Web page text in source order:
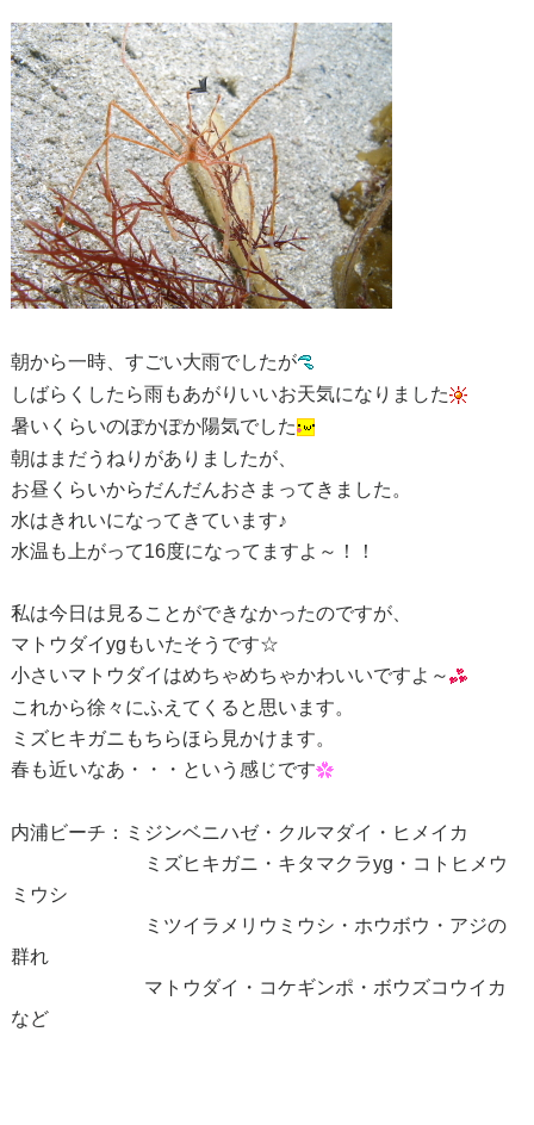
朝から一時、すごい大雨でしたが
しばらくしたら雨もあがりいいお天気になりました
暑いくらいのぽかぽか陽気でした
朝はまだうねりがありましたが、
お昼くらいからだんだんおさまってきました。
水はきれいになってきています♪
水温も上がって16度になってますよ～！！
私は今日は見ることができなかったのですが、
マトウダイygもいたそうです☆
小さいマトウダイはめちゃめちゃかわいいですよ～
これから徐々にふえてくると思います。
ミズヒキガニもちらほら見かけます。
春も近いなあ・・・という感じです
内浦ビーチ：ミジンベニハゼ・クルマダイ・ヒメイカ
ミズヒキガニ・キタマクラyg・コトヒメウ
ミウシ
ミツイラメリウミウシ・ホウボウ・アジの
群れ
マトウダイ・コケギンポ・ボウズコウイカ
など